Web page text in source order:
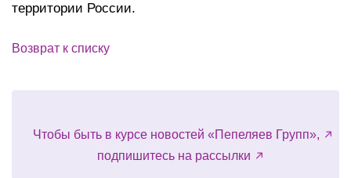
территории России.
Возврат к списку
Чтобы быть в курсе новостей «Пепеляев Групп»,
подпишитесь на рассылки